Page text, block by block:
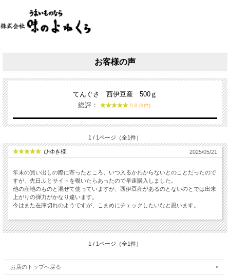
お客様の声
てんぐさ 西伊豆産 500ｇ
総評：
5.0 (1件)
1 / 1ページ（全1件）
ひゆき様 2025/05/21
年末の買い出しの際に寄ったところ、いつ入るかわからないとのことだったので
すが、先日ふとサイトを覗いたらあったので早速購入しました。
他の産地のものと混ぜて使っていますが、西伊豆産があるのとないのとでは出来
上がりの弾力がかなり違います。
今はまた在庫切れのようですが、こまめにチェックしたいなと思います。
1 / 1ページ（全1件）
お店のトップへ戻る